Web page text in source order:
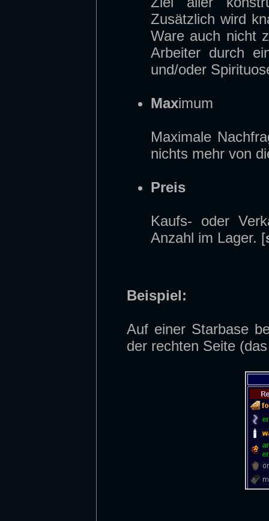
Zusätzlich wird
Ware auch nicht
Arbeiter durch
und/oder
Maximum
Maximale
nichts mehr von
Preis
Kaufs- oder
Anzahl im Lager. [
Beispiel:
Auf einer Starbase
der rechten Seite